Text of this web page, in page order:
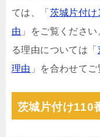
ては、「 茨城片付
由 」をご覧くださ
る理由については「
理由 」を合わせてご
茨城片付け110